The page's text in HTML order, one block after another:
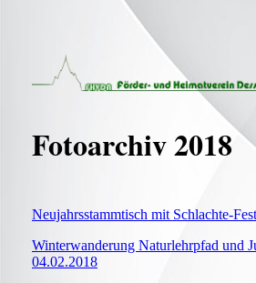
Fotoarchiv 2018
Neujahrsstammtisch mit Schlachte-
Winterwanderung Naturlehrpfad und
04.02.2018